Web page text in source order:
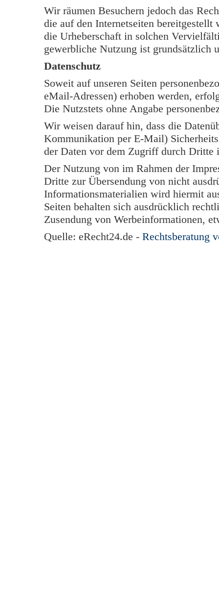
Wir räumen Besuchern jedoch das
die auf den Internetseiten
die Urheberschaft in solchen
gewerbliche Nutzung ist grundsätzlich
Datenschutz
Soweit auf unseren Seiten
eMail-Adressen) erhoben werden,
Die Nutzstets ohne Angabe
Wir weisen darauf hin, dass die
Kommunikation per E-Mail)
der Daten vor dem Zugriff durch Dritte
Der Nutzung von im Rahmen der
Dritte zur Übersendung von nicht
Informationsmaterialien wird hiermit
Seiten behalten sich ausdrücklich
Zusendung von Werbeinformationen,
Quelle: eRecht24.de - Rechtsberatung